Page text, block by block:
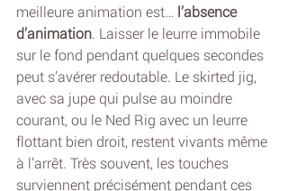
meilleure animation est… l’absence
d’animation. Laisser le leurre immobile
sur le fond pendant quelques secondes
peut s’avérer redoutable. Le skirted jig,
avec sa jupe qui pulse au moindre
courant, ou le Ned Rig avec un leurre
flottant bien droit, restent vivants même
à l’arrêt. Très souvent, les touches
surviennent précisément pendant ces